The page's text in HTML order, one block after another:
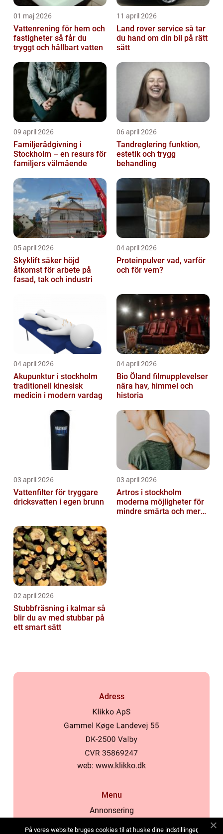
01 maj 2026
Vattenrening för hem och
fastigheter så får du
tryggt och hållbart vatten
11 april 2026
Land rover service så tar
du hand om din bil på rätt
sätt
09 april 2026
Familjerådgivning i
Stockholm – en resurs för
familjers välmående
06 april 2026
Tandreglering funktion,
estetik och trygg
behandling
05 april 2026
Skyklift säker höjd
åtkomst för arbete på
fasad, tak och industri
04 april 2026
Proteinpulver vad, varför
och för vem?
04 april 2026
Akupunktur i stockholm
traditionell kinesisk
medicin i modern vardag
04 april 2026
Bio Öland filmupplevelser
nära hav, himmel och
historia
03 april 2026
Vattenfilter för tryggare
dricksvatten i egen brunn
03 april 2026
Artros i stockholm
moderna möjligheter för
mindre smärta och mer
02 april 2026
Stubbfräsning i kalmar så
blir du av med stubbar på
ett smart sätt
Adress
web: www.klikko.dk
Menu
Annonsering
På vores website bruges cookies til at huske dine indstillinger,